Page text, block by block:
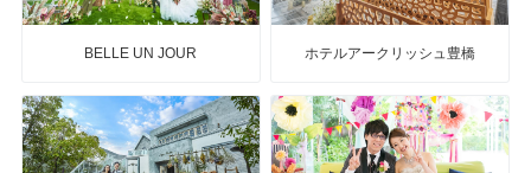
BELLE UN JOUR ホテルアークリッシュ豊橋